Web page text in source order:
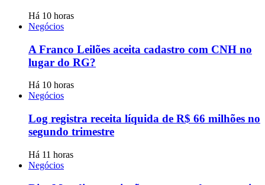
Há 10 horas
Negócios
A Franco Leilões aceita cadastro com CNH no
lugar do RG?
Há 10 horas
Negócios
Log registra receita líquida de R$ 66 milhões no
segundo trimestre
Há 11 horas
Negócios